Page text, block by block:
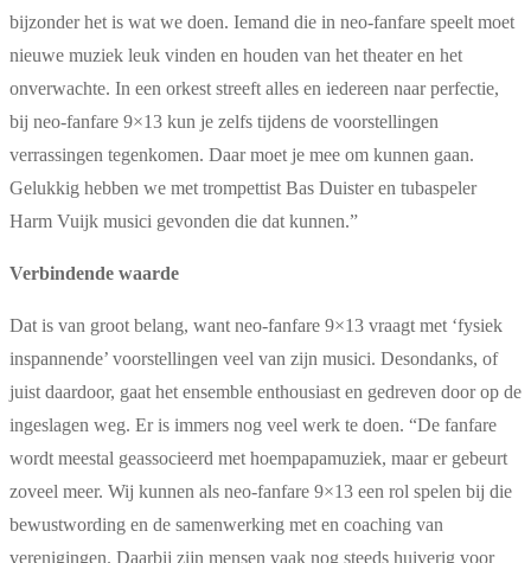
bijzonder het is wat we doen. Iemand die in neo-fanfare speelt moet
nieuwe muziek leuk vinden en houden van het theater en het
onverwachte. In een orkest streeft alles en iedereen naar perfectie,
bij neo-fanfare 9×13 kun je zelfs tijdens de voorstellingen
verrassingen tegenkomen. Daar moet je mee om kunnen gaan.
Gelukkig hebben we met trompettist Bas Duister en tubaspeler
Harm Vuijk musici gevonden die dat kunnen.”
Verbindende waarde
Dat is van groot belang, want neo-fanfare 9×13 vraagt met ‘fysiek
inspannende’ voorstellingen veel van zijn musici. Desondanks, of
juist daardoor, gaat het ensemble enthousiast en gedreven door op de
ingeslagen weg. Er is immers nog veel werk te doen. “De fanfare
wordt meestal geassocieerd met hoempapamuziek, maar er gebeurt
zoveel meer. Wij kunnen als neo-fanfare 9×13 een rol spelen bij die
bewustwording en de samenwerking met en coaching van
verenigingen. Daarbij zijn mensen vaak nog steeds huiverig voor